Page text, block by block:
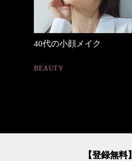
【ワーママのきれいめカジ
【登録無料】